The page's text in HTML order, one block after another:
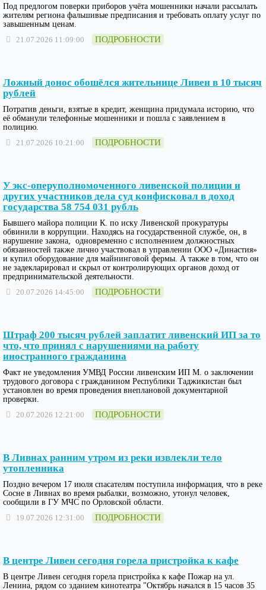
Под предлогом поверки приборов учёта мошенники начали рассылать
жителям региона фальшивые предписания и требовать оплату услуг по
завышенным ценам.
21.07.2026 11:09:00 ПОДРОБНОСТИ
Ложный донос обошёлся жительнице Ливен в 10 тысяч
рублей
Потратив деньги, взятые в кредит, женщина придумала историю, что
её обманули телефонные мошенники и пошла с заявлением в
полицию.
21.07.2026 10:21:00 ПОДРОБНОСТИ
У экс-оперуполномоченного ливенской полиции и
других участников дела суд конфисковал в доход
государства 58 754 031 рубль
Бывшего майора полиции К. по иску Ливенской прокуратуры
обвинили в коррупции. Находясь на государственной службе, он, в
нарушение закона, одновременно с исполнением должностных
обязанностей также лично участвовал в управлении ООО «Династия»
и купил оборудование для майнинговой фермы. А также в том, что он
не задекларировал и скрыл от контролирующих органов доход от
предпринимательской деятельности.
20.07.2026 14:45:00 ПОДРОБНОСТИ
Штраф 200 тысяч рублей заплатит ливенский ИП за то
что, что принял с нарушениями на работу
иностранного гражданина
Факт не уведомления УМВД России ливенским ИП М. о заключении
трудового договора с гражданином Республики Таджикистан был
установлен во время проведения внеплановой документарной
проверки.
20.07.2026 12:21:00 ПОДРОБНОСТИ
В Ливнах ранним утром из реки извлекли тело
утопленника
Поздно вечером 17 июля спасателям поступила информация, что в реке
Сосне в Ливнах во время рыбалки, возможно, утонул человек,
сообщили в ГУ МЧС по Орловской области.
19.07.2026 12:31:00 ПОДРОБНОСТИ
В центре Ливен сегодня горела пристройка к кафе
В центре Ливен сегодня горела пристройка к кафе Пожар на ул.
Ленина, рядом со зданием кинотеатра "Октябрь начался в 15 часов 35